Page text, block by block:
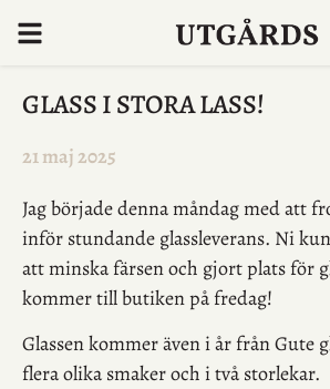
GLASS I STORA LASS!
21 maj 2025
Jag började denna måndag med att
inför stundande glassleverans. Ni
att minska färsen och gjort plats för
kommer till butiken på fredag!
Glassen kommer även i år från Gute
flera olika smaker och i två storlekar.